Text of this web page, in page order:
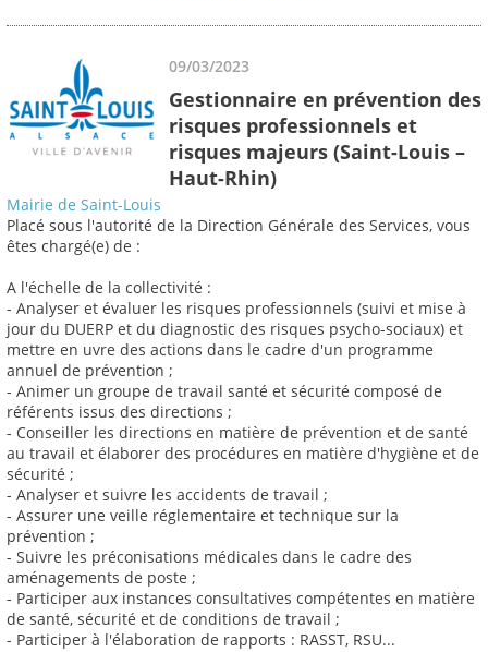
09/03/2023
Gestionnaire en prévention des
risques professionnels et
risques majeurs (Saint-Louis –
Haut-Rhin)
Mairie de Saint-Louis
Placé sous l'autorité de la Direction Générale des Services, vous
êtes chargé(e) de :
A l'échelle de la collectivité :
- Analyser et évaluer les risques professionnels (suivi et mise à
jour du DUERP et du diagnostic des risques psycho-sociaux) et
mettre en uvre des actions dans le cadre d'un programme
annuel de prévention ;
- Animer un groupe de travail santé et sécurité composé de
référents issus des directions ;
- Conseiller les directions en matière de prévention et de santé
au travail et élaborer des procédures en matière d'hygiène et de
sécurité ;
- Analyser et suivre les accidents de travail ;
- Assurer une veille réglementaire et technique sur la
prévention ;
- Suivre les préconisations médicales dans le cadre des
aménagements de poste ;
- Participer aux instances consultatives compétentes en matière
de santé, sécurité et de conditions de travail ;
- Participer à l'élaboration de rapports : RASST, RSU...